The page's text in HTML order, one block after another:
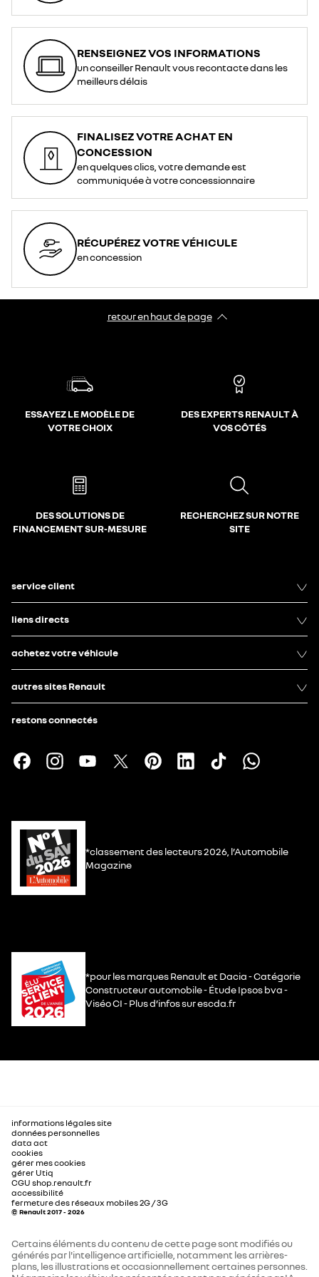
RENSEIGNEZ VOS INFORMATIONS
un conseiller Renault vous recontacte dans les
meilleurs délais
FINALISEZ VOTRE ACHAT EN
CONCESSION
en quelques clics, votre demande est
communiquée à votre concessionnaire
RÉCUPÉREZ VOTRE VÉHICULE
en concession
retour en haut de page​
ESSAYEZ LE MODÈLE DE
VOTRE CHOIX
DES EXPERTS RENAULT À
VOS CÔTÉS
DES SOLUTIONS DE
FINANCEMENT SUR-MESURE
RECHERCHEZ SUR NOTRE
SITE
service client
liens directs
achetez votre véhicule
autres sites Renault
restons connectés
*classement des lecteurs 2026, l’Automobile
Magazine
*pour les marques Renault et Dacia - Catégorie
Constructeur automobile - Étude Ipsos bva -
Viséo CI - Plus d’infos sur escda.fr
informations légales site
données personnelles
data act
cookies
gérer mes cookies
gérer Utiq
CGU shop.renault.fr
accessibilité
fermeture des réseaux mobiles 2G / 3G
© Renault 2017 - 2026
Certains éléments du contenu de cette page sont modifiés ou
générés par l'intelligence artificielle, notamment les arrières-
plans, les illustrations et occasionnellement certaines personnes.